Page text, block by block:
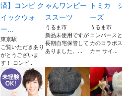
済】コンビ ク
イックウォ
ー...
東京駅
ご覧いただきあり
がとうございま
す！ コンビ...
ゃんワンピー
ススーツ
うるま市
新品未使用ですが
長期自宅保管して
ありました。...
トミカ
ーズ
うるま市
コンバース
カのコラボ
カー サイ...